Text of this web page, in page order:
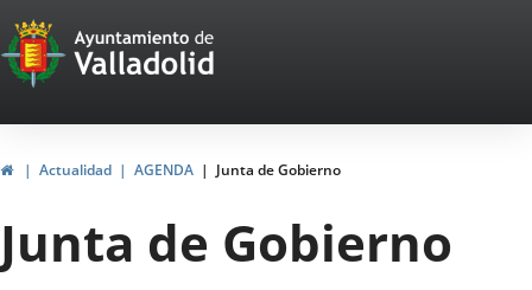
Portal
Web
del
Ayuntamiento
de
Valladolid
InicioActualidad AGENDA Junta de Gobierno
Junta de Gobierno